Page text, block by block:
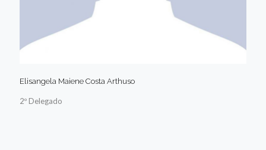
Elisangela Maiene Costa Arthuso
2º Delegado